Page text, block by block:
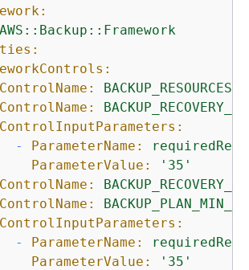
AWS::Backup::Framework
ControlName:
ControlName:
ControlInputParameters:
-
ParameterName:
ParameterValue:
'35'
ControlName:
ControlName:
ControlInputParameters:
-
ParameterName:
ParameterValue:
'35'